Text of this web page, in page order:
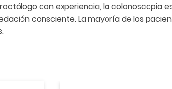
con experiencia, la colonoscopia
consciente. La mayoría de los